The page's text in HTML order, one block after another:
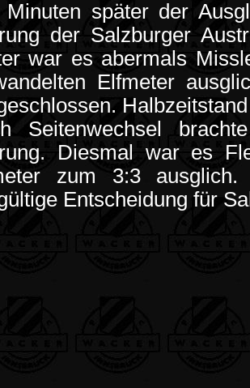
Minuten später der
der Salzburger
war es abermals
Elfmeter
Seitenwechsel
Diesmal war es
zum 3:3
Entscheidung für